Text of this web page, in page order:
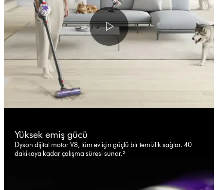
Yüksek emiş gücü
Dyson dijital motor V8, tüm ev için güçlü bir temizlik sağlar. 40
dakikaya kadar çalışma süresi sunar.²